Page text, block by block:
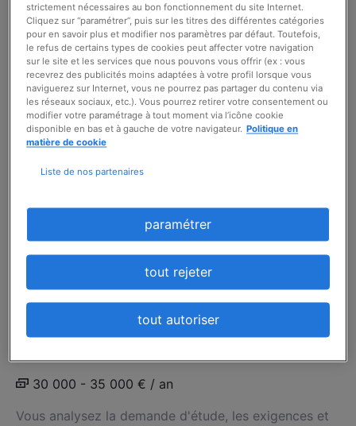
3 mois
32 000 € / an
Sous la direction du responsable de département et
en lien étroit avec le marketing, vous gérez le parc
de maquettes inertes de munitions : Gestion de parc
& Inventaire : Reprendre en main...
voir l'offre
SECTEUR NAVAL (F/H)
6 août 2026
Brest (29)
30 000 - 35 000 € / an
Vous analysez la demande d'étude, les exigences et
strictement nécessaires au bon fonctionnement du site Internet.
Cliquez sur “paramétrer”, puis sur les titres des différentes catégories
pour en savoir plus et modifier nos paramètres par défaut. Toutefois,
le refus de certains types de cookies peut affecter votre navigation
sur le site et les services que nous pouvons vous offrir (ex : vous
recevrez des publicités moins adaptées à votre profil lorsque vous
naviguerez sur Internet, vous ne pourrez pas partager du contenu via
les réseaux sociaux, etc.). Vous pourrez retirer votre consentement ou
modifier votre paramétrage à tout moment via l’icône cookie
disponible en bas et à gauche de votre navigateur. Politique en
matière de cookie
Liste de nos partenaires
paramétrer
tout rejeter
tout autoriser